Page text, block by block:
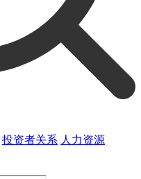
投资者关系 人力资源